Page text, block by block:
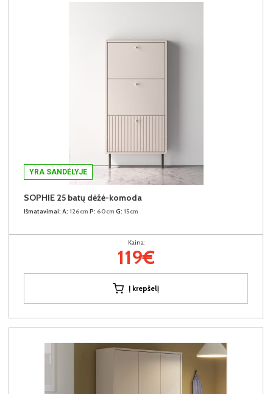
YRA SANDĖLYJE
SOPHIE 25 batų dėžė-komoda
Išmatavimai: A: 126cm P: 60cm G: 15cm
Kaina:
119€
Į krepšelį